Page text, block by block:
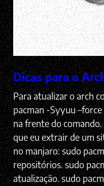
Dicas para o
Para atualizar o arch
pacman -Syyuu
na frente do
que eu extrair de um
no manjaro: sudo
repositórios. sudo
atualização. sudo